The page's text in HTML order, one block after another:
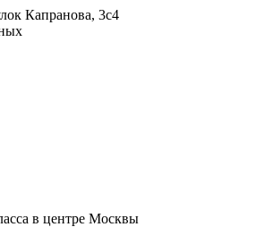
Капранова, 3с4
в центре Москвы